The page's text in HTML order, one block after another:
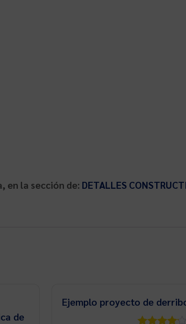
en la sección de: DETALLES
de
Ejemplo proyecto de